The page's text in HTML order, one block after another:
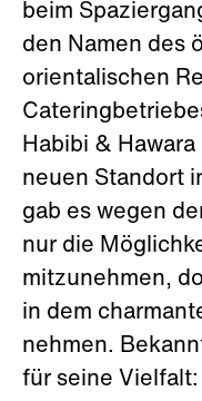
beim
den Namen des
orientalischen
Habibi &
neuen Standort
gab es wegen
nur die
mitzunehmen,
in dem
nehmen.
für seine